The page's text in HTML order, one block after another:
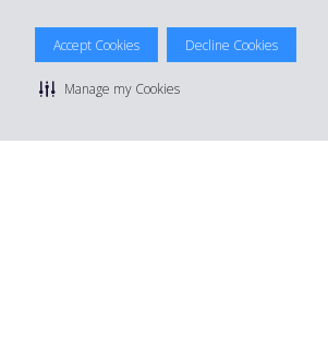
Accept Cookies Decline Cookies
Manage my Cookies
© 2026 The Hertz System, Inc.
Datenschutzrichtlinie | Nutzungsbedingungen
Sitemap Cookies verwalten